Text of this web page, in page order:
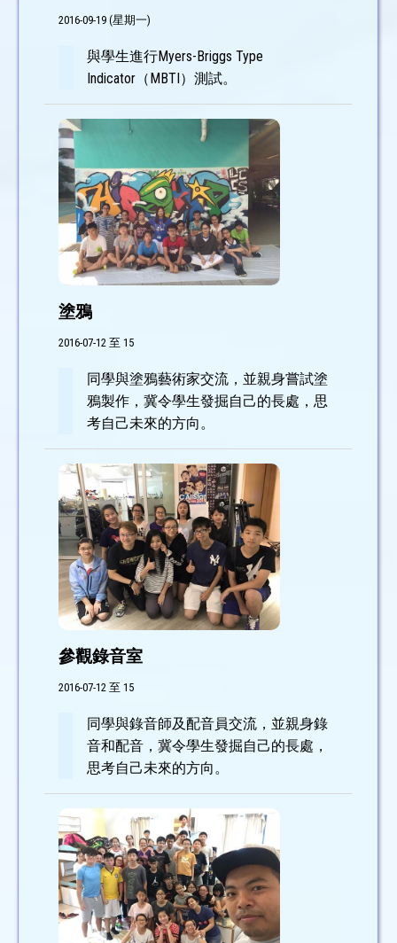
2016-09-19 (星期一)
與學生進行Myers-Briggs Type
Indicator（MBTI）測試。
塗鴉
2016-07-12 至 15
同學與塗鴉藝術家交流，並親身嘗試塗
鴉製作，冀令學生發掘自己的長處，思
考自己未來的方向。
參觀錄音室
2016-07-12 至 15
同學與錄音師及配音員交流，並親身錄
音和配音，冀令學生發掘自己的長處，
思考自己未來的方向。